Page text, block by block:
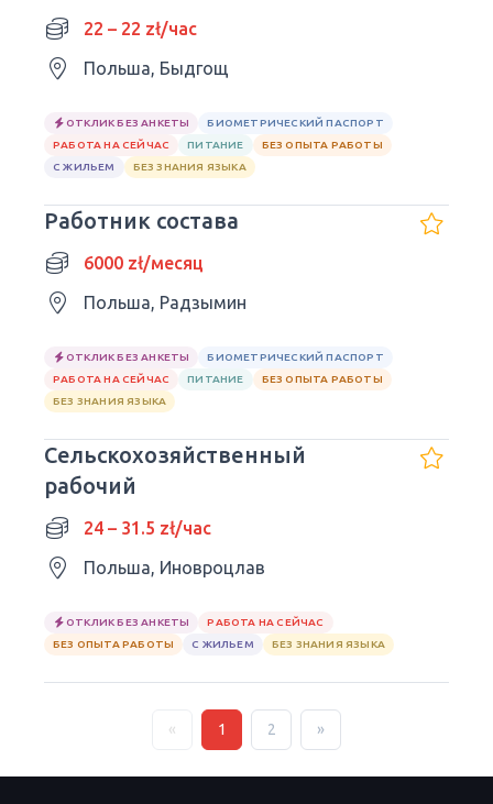
22 – 22 zł/час
Польша, Быдгощ
ОТКЛИК БЕЗ АНКЕТЫ
БИОМЕТРИЧЕСКИЙ ПАСПОРТ
РАБОТА НА СЕЙЧАС
ПИТАНИЕ
БЕЗ ОПЫТА РАБОТЫ
С ЖИЛЬЕМ
БЕЗ ЗНАНИЯ ЯЗЫКА
Работник состава
6000 zł/месяц
Польша, Радзымин
ОТКЛИК БЕЗ АНКЕТЫ
БИОМЕТРИЧЕСКИЙ ПАСПОРТ
РАБОТА НА СЕЙЧАС
ПИТАНИЕ
БЕЗ ОПЫТА РАБОТЫ
БЕЗ ЗНАНИЯ ЯЗЫКА
Сельскохозяйственный
рабочий
24 – 31.5 zł/час
Польша, Иновроцлав
ОТКЛИК БЕЗ АНКЕТЫ
РАБОТА НА СЕЙЧАС
БЕЗ ОПЫТА РАБОТЫ
С ЖИЛЬЕМ БЕЗ ЗНАНИЯ ЯЗЫКА
« 1 2 »